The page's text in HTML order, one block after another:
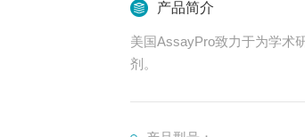
产品简介
美国AssayPro致力于为学术
剂。